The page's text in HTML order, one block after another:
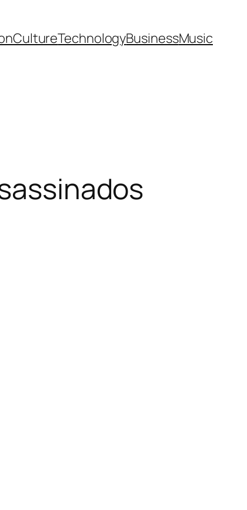
CultureTechnologyBusinessMusic